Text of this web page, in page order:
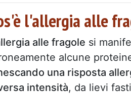
l'allergia alle
alle fragole si
alcune
una risposta
intensità, da lievi